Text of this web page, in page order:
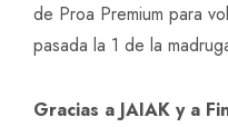
de Proa Premium para
pasada la 1 de la
Gracias a JAIAK y a